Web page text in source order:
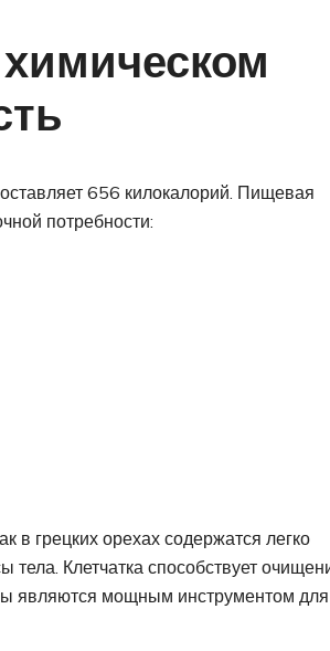
656 килокалорий. Пищевая
потребности:
в грецких орехах содержатся легко
тела. Клетчатка способствует
являются мощным инструментом для